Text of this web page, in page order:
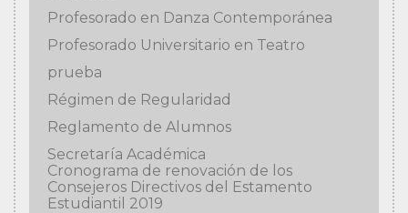
Profesorado en Danza Contemporánea
Profesorado Universitario en Teatro
prueba
Régimen de Regularidad
Reglamento de Alumnos
Secretaría Académica
Cronograma de renovación de los
Consejeros Directivos del Estamento
Estudiantil 2019